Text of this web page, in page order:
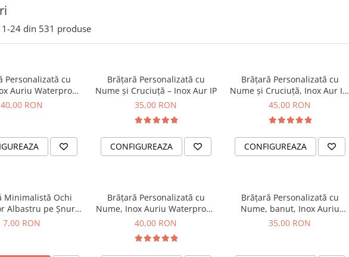
1-24 din 531 produse
Personalizată cu
Auriu Waterproof,
pentru bebelusi
40,00 RON
Brățară Personalizată cu
Nume și Cruciuță – Inox Aur IP
35,00 RON
CONFIGUREAZA
Brățară Personalizată cu
Nume și Cruciuță, Inox Aur IP,
Macrame
45,00 RON
CONFIGUREAZA
Minimalistă Ochi
Albastru pe Șnur
Brățară Talisman
7,00 RON
Brățară Personalizată cu
Nume, Inox Auriu Waterproof,
pentru copii
40,00 RON
Brățară Personalizată cu
Nume, banut, Inox Auriu
Waterproof, pentru bebelusi
35,00 RON